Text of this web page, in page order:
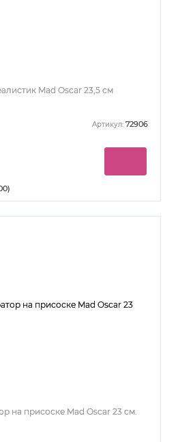
Mad Oscar 23,5 см
Артикул: 72906
на присоске Mad Oscar 23 см.